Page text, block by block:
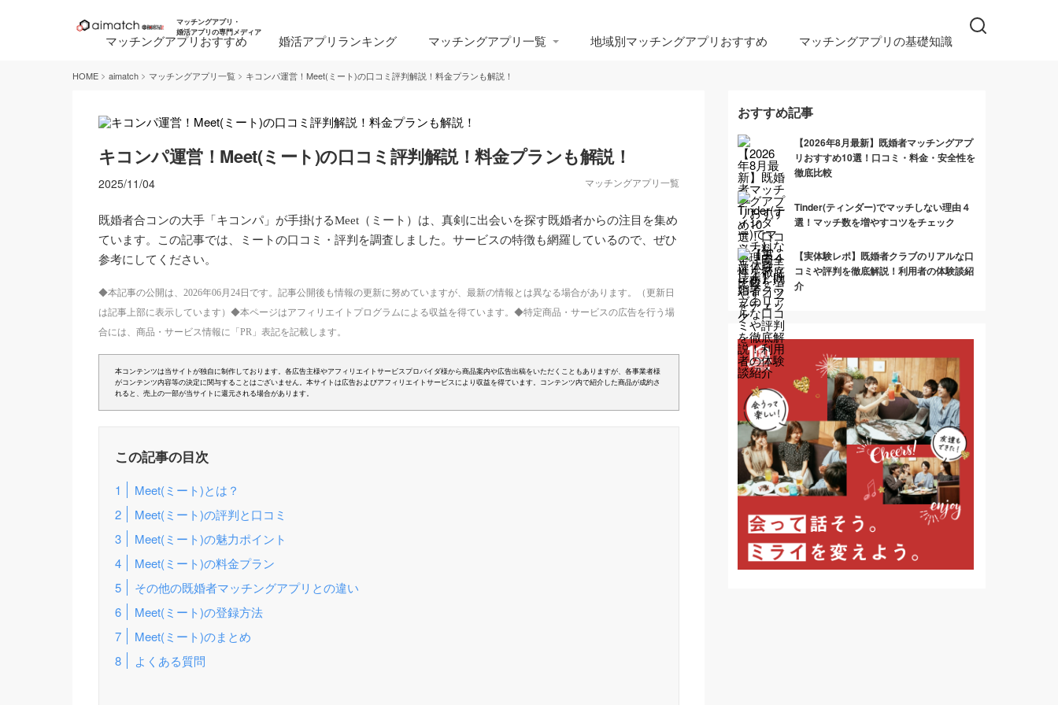
マッチングアプリ・
婚活アプリの専門メディア
マッチングアプリおすすめ 婚活アプリランキング マッチングアプリ一覧 地域別マッチングアプリおすすめ マッチングアプリの基礎知識
HOME > aimatch > マッチングアプリ一覧 > キコンパ運営！Meet(ミート)の口コミ評判解説！料金プランも解説！
キコンパ運営！Meet(ミート)の口コミ評判解説！料金プランも解説！
2025/11/04 マッチングアプリ一覧
既婚者合コンの大手「キコンパ」が手掛けるMeet（ミート）は、真剣に出会いを探す既婚者からの注目を集め
ています。この記事では、ミートの口コミ・評判を調査しました。サービスの特徴も網羅しているので、ぜひ
参考にしてください。
◆本記事の公開は、2026年06月24日です。記事公開後も情報の更新に努めていますが、最新の情報とは異なる場合があります。（更新日
は記事上部に表示しています）◆本ページはアフィリエイトプログラムによる収益を得ています。◆特定商品・サービスの広告を行う場
合には、商品・サービス情報に「PR」表記を記載します。
本コンテンツは当サイトが独自に制作しております。各広告主様やアフィリエイトサービスプロバイダ様から商品案内や広告出稿をいただくこともありますが、各事業者様
がコンテンツ内容等の決定に関与することはございません。本サイトは広告およびアフィリエイトサービスにより収益を得ています。コンテンツ内で紹介した商品が成約さ
れると、売上の一部が当サイトに還元される場合があります。
この記事の目次
Meet(ミート)とは？
Meet(ミート)の評判と口コミ
Meet(ミート)の魅力ポイント
Meet(ミート)の料金プラン
その他の既婚者マッチングアプリとの違い
Meet(ミート)の登録方法
Meet(ミート)のまとめ
よくある質問
おすすめ記事
【2026年8月最新】既婚者マッチングアプ
リおすすめ10選！口コミ・料金・安全性を
徹底比較
Tinder(ティンダー)でマッチしない理由４
選！マッチ数を増やすコツをチェック
【実体験レポ】既婚者クラブのリアルな口
コミや評判を徹底解説！利用者の体験談紹
介